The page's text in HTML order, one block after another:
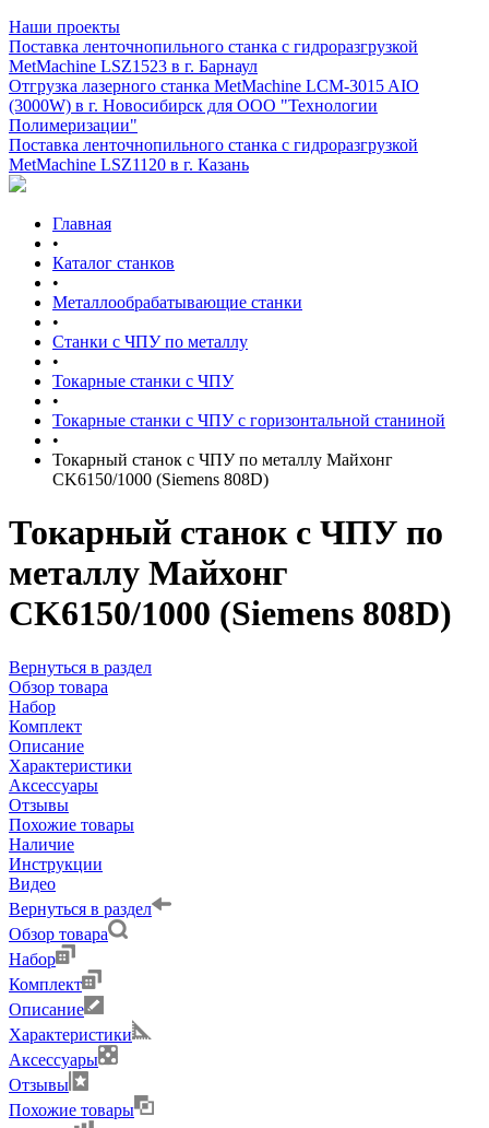
Наши проекты
Поставка ленточнопильного станка c гидроразгрузкой
MetMachine LSZ1523 в г. Барнаул
Отгрузка лазерного станка MetMachine LCM-3015 AIO
(3000W) в г. Новосибирск для ООО "Технологии
Полимеризации"
Поставка ленточнопильного станка c гидроразгрузкой
MetMachine LSZ1120 в г. Казань
Главная
•
Каталог станков
•
Металлообрабатывающие станки
•
Станки с ЧПУ по металлу
•
Токарные станки с ЧПУ
•
Токарные станки с ЧПУ с горизонтальной станиной
•
Токарный станок с ЧПУ по металлу Майхонг
CK6150/1000 (Siemens 808D)
Токарный станок с ЧПУ по
металлу Майхонг
CK6150/1000 (Siemens 808D)
Вернуться в раздел
Обзор товара
Набор
Комплект
Описание
Характеристики
Аксессуары
Отзывы
Похожие товары
Наличие
Инструкции
Видео
Вернуться в раздел
Обзор товара
Набор
Комплект
Описание
Характеристики
Аксессуары
Отзывы
Похожие товары